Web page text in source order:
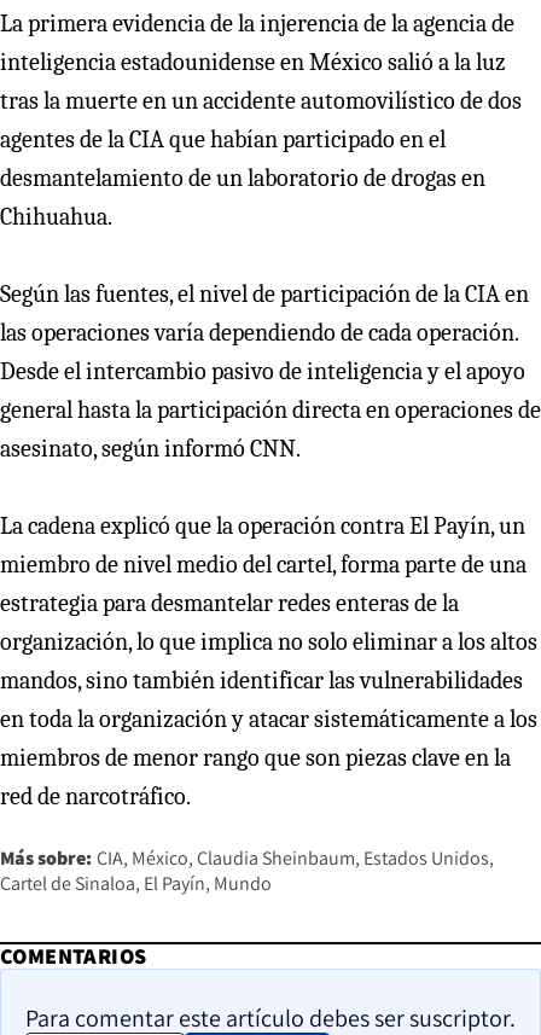
La primera evidencia de la injerencia de la agencia de
inteligencia estadounidense en México salió a la luz
tras la muerte en un accidente automovilístico de dos
agentes de la CIA que habían participado en el
desmantelamiento de un laboratorio de drogas en
Chihuahua.
Según las fuentes, el nivel de participación de la CIA en
las operaciones varía dependiendo de cada operación.
Desde el intercambio pasivo de inteligencia y el apoyo
general hasta la participación directa en operaciones de
asesinato, según informó CNN.
La cadena explicó que la operación contra El Payín, un
miembro de nivel medio del cartel, forma parte de una
estrategia para desmantelar redes enteras de la
organización, lo que implica no solo eliminar a los altos
mandos, sino también identificar las vulnerabilidades
en toda la organización y atacar sistemáticamente a los
miembros de menor rango que son piezas clave en la
red de narcotráfico.
Más sobre: CIA México Claudia Sheinbaum Estados Unidos
Cartel de Sinaloa El Payín Mundo
COMENTARIOS
Para comentar este artículo debes ser suscriptor.